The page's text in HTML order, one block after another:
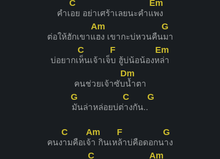
คำเ
C
อย อย่าเศร้าเลยนะคำแ
Em
พง
ต่อให้ฮักเขาแ
Am
ฮง เขากะบ่หวนคืน
G
มา
บ่อยากเ
C
ห็นเจ้าเจ็
F
บ ฮู้บ่น้อน้องห
Em
ล่า
คนช่วยเจ้าซับ
Dm
น้ำตา
G
มันล่าหล่อยบ่ต่
C
างกัน..
G
คนง
C
ามคือเจ้
Am
า กินเห
F
ล้าบ่คือดอกน
G
าง
C Am